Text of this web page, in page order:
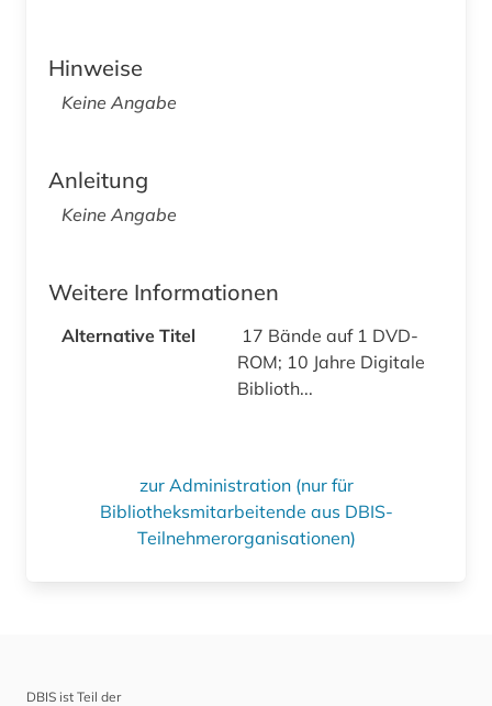
Hinweise
Keine Angabe
Anleitung
Keine Angabe
Weitere Informationen
Alternative Titel
17 Bände auf 1 DVD-
ROM; 10 Jahre Digitale
Biblioth...
zur Administration (nur für
Bibliotheksmitarbeitende aus DBIS-
Teilnehmerorganisationen)
DBIS ist Teil der